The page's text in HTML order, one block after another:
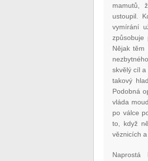
mamutů,
ustoupil.
vymírání
způsobuje
Nějak těm
skvělý cíl
takový
Podobná
vláda
po válce
to, když
věznicích
Naprostá